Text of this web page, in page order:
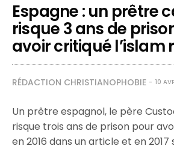
Espagne : un prêtre
risque 3 ans de
avoir critiqué l’islam
RÉDACTION CHRISTIANOPHOBIE 10
Un prêtre espagnol, le père
risque trois ans de prison pour
en 2016 dans un article et en 2017